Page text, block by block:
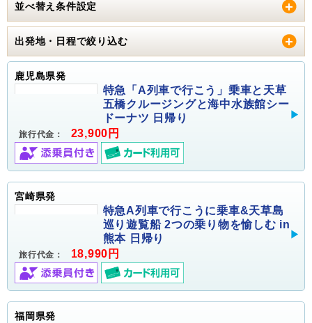
並べ替え条件設定
出発地・日程で絞り込む
鹿児島県発
特急「A列車で行こう」乗車と天草
五橋クルージングと海中水族館シー
ドーナツ 日帰り
旅行代金： 23,900円
宮崎県発
特急A列車で行こうに乗車&天草島
巡り遊覧船 2つの乗り物を愉しむ in
熊本 日帰り
旅行代金： 18,990円
福岡県発